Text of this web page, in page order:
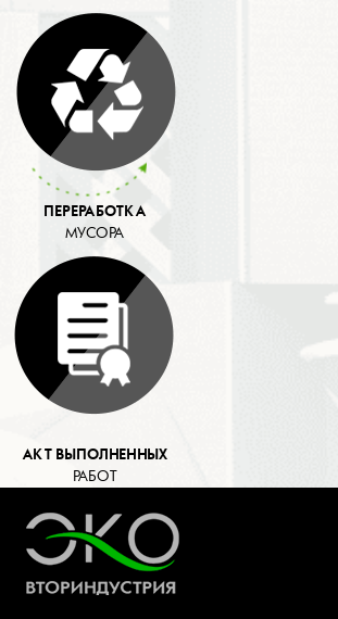
ПЕРЕРАБОТКА
МУСОРА
АКТ ВЫПОЛНЕННЫХ
РАБОТ